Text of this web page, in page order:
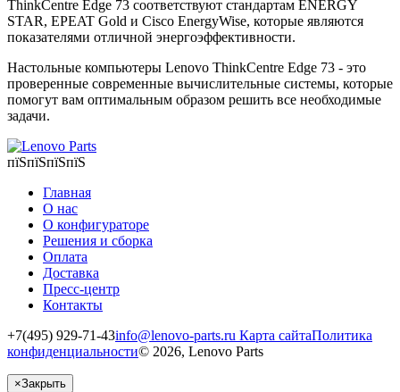
ThinkCentre Edge 73 соответствуют стандартам ENERGY
STAR, EPEAT Gold и Cisco EnergyWise, которые являются
показателями отличной энергоэффективности.
Настольные компьютеры Lenovo ThinkCentre Edge 73 - это
проверенные современные вычислительные системы, которые
помогут вам оптимальным образом решить все необходимые
задачи.
пїЅпїЅпїЅпїЅ
Главная
О нас
О конфигураторе
Решения и сборка
Оплата
Доставка
Пресс-центр
Контакты
+7(495) 929-71-43info@lenovo-parts.ru Карта сайтаПолитика
конфиденциальности© 2026, Lenovo Parts
×Закрыть